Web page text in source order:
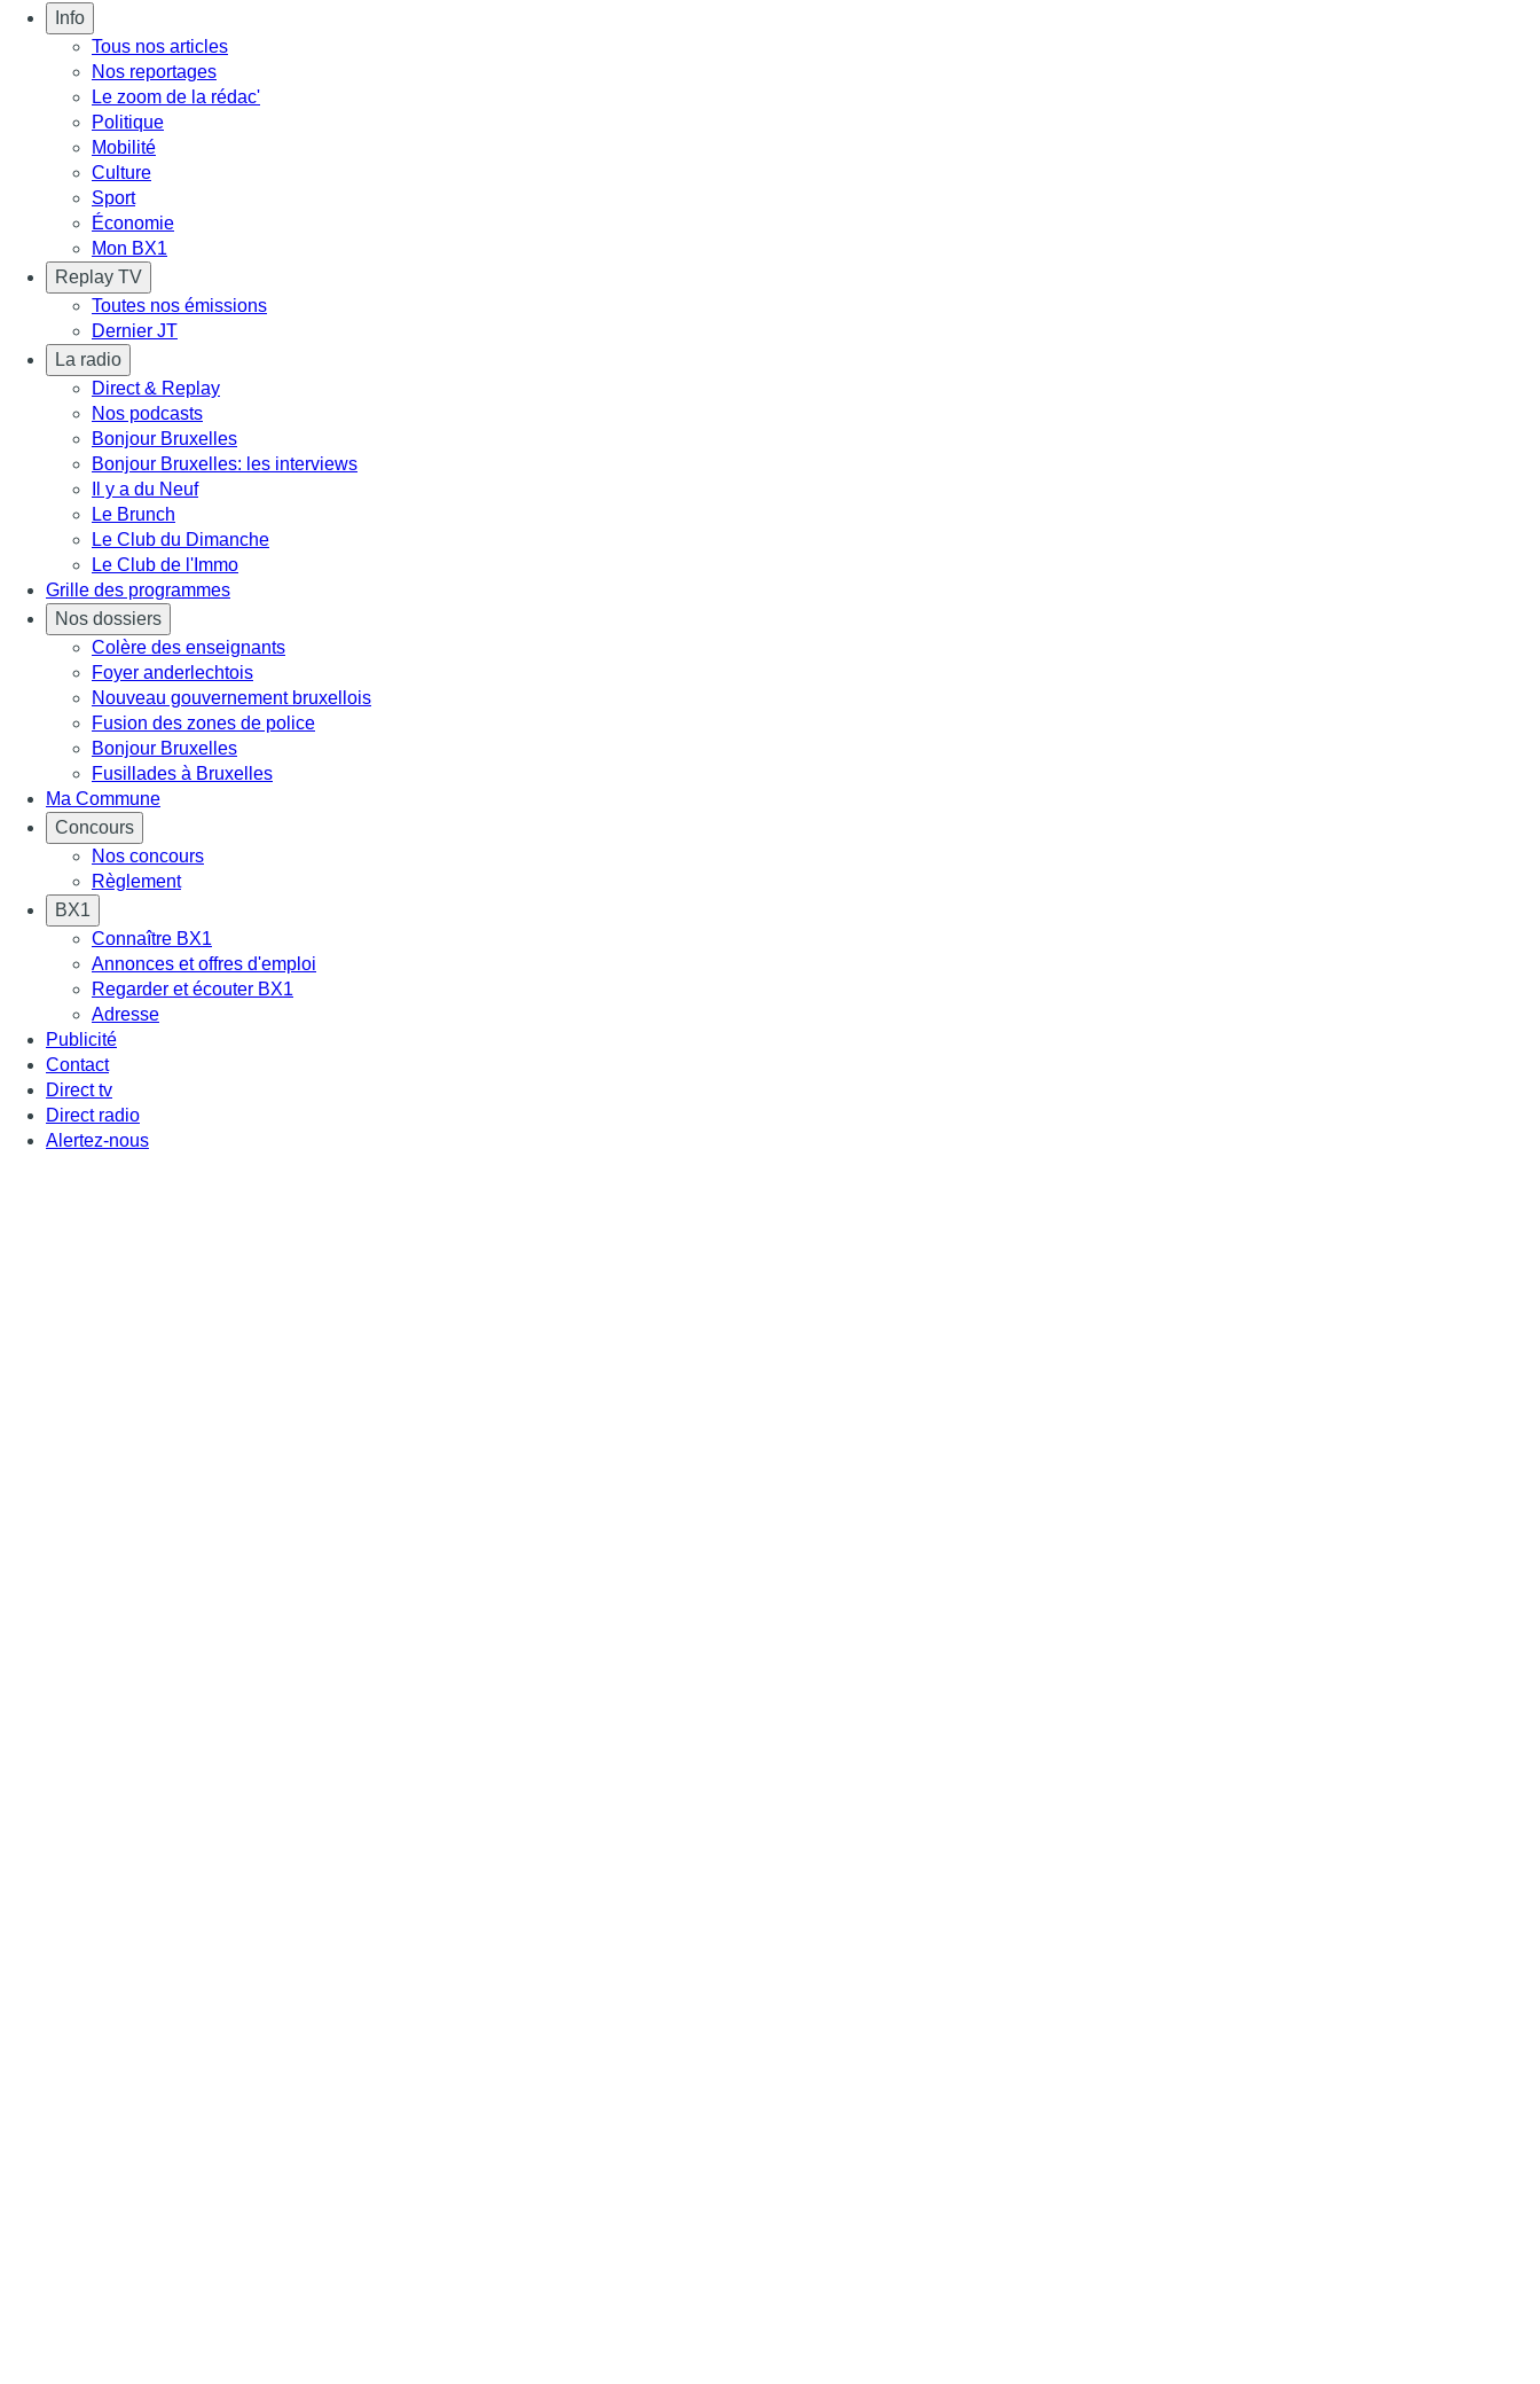
Info
Tous nos articles
Nos reportages
Le zoom de la rédac'
Politique
Mobilité
Culture
Sport
Économie
Mon BX1
Replay TV
Toutes nos émissions
Dernier JT
La radio
Direct & Replay
Nos podcasts
Bonjour Bruxelles
Bonjour Bruxelles: les interviews
Il y a du Neuf
Le Brunch
Le Club du Dimanche
Le Club de l'Immo
Grille des programmes
Nos dossiers
Colère des enseignants
Foyer anderlechtois
Nouveau gouvernement bruxellois
Fusion des zones de police
Bonjour Bruxelles
Fusillades à Bruxelles
Ma Commune
Concours
Nos concours
Règlement
BX1
Connaître BX1
Annonces et offres d'emploi
Regarder et écouter BX1
Adresse
Publicité
Contact
Direct tv
Direct radio
Alertez-nous